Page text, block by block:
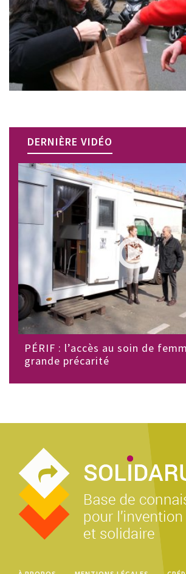
DERNIÈRE VIDÉO
PÉRIF : l’accès au soin de
grande précarité